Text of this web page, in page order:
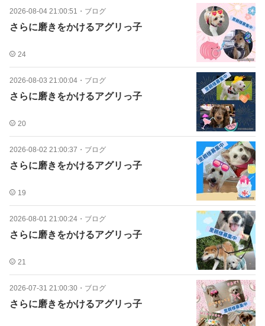
2026-08-04 21:00:51 ・ ブログ
さらに磨きをかけるアグリっ子
24
2026-08-03 21:00:04 ・ ブログ
さらに磨きをかけるアグリっ子
20
2026-08-02 21:00:37 ・ ブログ
さらに磨きをかけるアグリっ子
19
2026-08-01 21:00:24 ・ ブログ
さらに磨きをかけるアグリっ子
21
2026-07-31 21:00:30 ・ ブログ
さらに磨きをかけるアグリっ子